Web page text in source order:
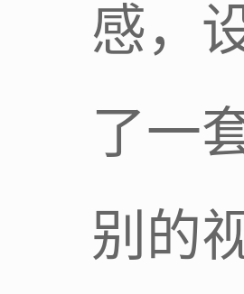
感，
了一
别的